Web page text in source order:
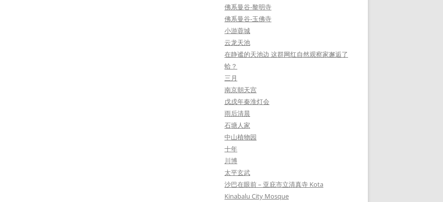
佛系曼谷-黎明寺
佛系曼谷-玉佛寺
小游蓉城
云龙天池
在静谧的天池边 这群网红自然观察家邂逅了
蛤？
三月
南京朝天宫
戊戌年秦淮灯会
雨后清晨
石塘人家
中山植物园
十年
川博
太平玄武
沙巴在眼前 – 亚庇市立清真寺 Kota
Kinabalu City Mosque